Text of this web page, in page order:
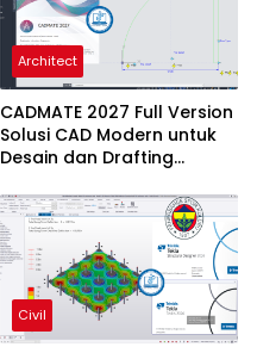
Architect
CADMATE 2027 Full Version
Solusi CAD Modern untuk
Desain dan Drafting
Civil